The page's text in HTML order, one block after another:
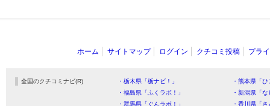
ホーム サイトマップ ログイン クチコミ投稿 プラ
全国のクチコミナビ(R) ・栃木県「栃ナビ！」
・熊本県「
・福島県「ふくラボ！」
・新潟県「
・群馬県「ぐんラボ！」
・香川県「